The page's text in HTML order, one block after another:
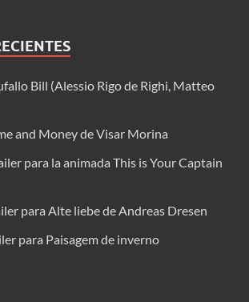
Bill (Alessio Rigo de Righi, Matteo
and Money de Visar Morina
para la animada This is Your Captain
para Alte liebe de Andreas Dresen
para Paisagem de inverno